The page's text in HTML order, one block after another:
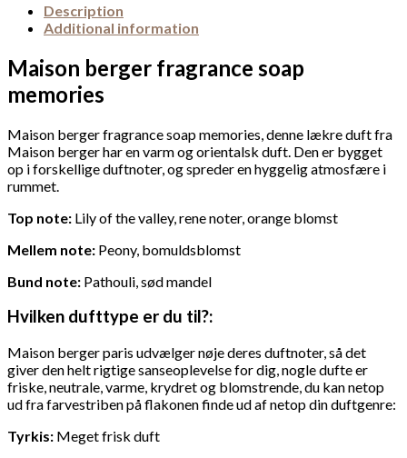
Description
Additional information
Maison berger fragrance soap
memories
Maison berger fragrance soap memories, denne lækre duft fra
Maison berger har en varm og orientalsk duft. Den er bygget
op i forskellige duftnoter, og spreder en hyggelig atmosfære i
rummet.
Top note: Lily of the valley, rene noter, orange blomst
Mellem note: Peony, bomuldsblomst
Bund note: Pathouli, sød mandel
Hvilken dufttype er du til?:
Maison berger paris udvælger nøje deres duftnoter, så det
giver den helt rigtige sanseoplevelse for dig, nogle dufte er
friske, neutrale, varme, krydret og blomstrende, du kan netop
ud fra farvestriben på flakonen finde ud af netop din duftgenre:
Tyrkis: Meget frisk duft